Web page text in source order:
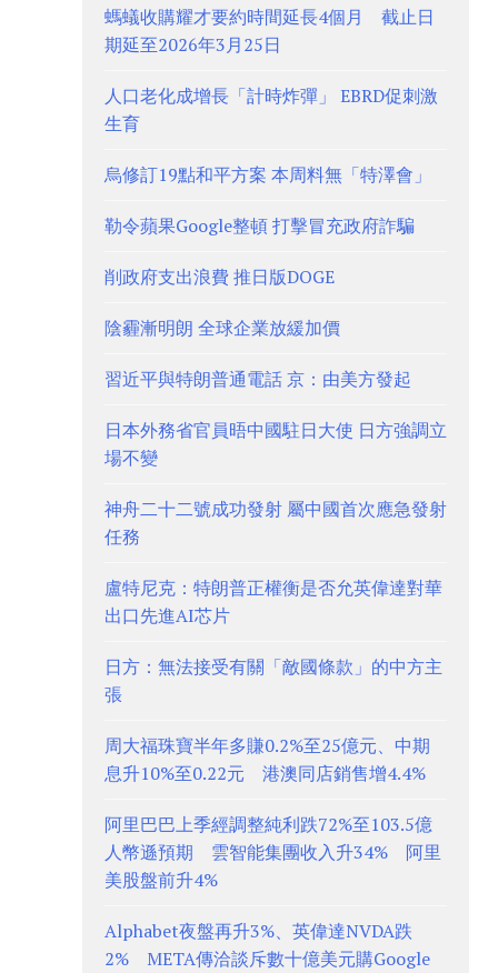
螞蟻收購耀才要約時間延長4個月 截止日
期延至2026年3月25日
人口老化成增長「計時炸彈」 EBRD促刺激
生育
烏修訂19點和平方案 本周料無「特澤會」
勒令蘋果Google整頓 打擊冒充政府詐騙
削政府支出浪費 推日版DOGE
陰霾漸明朗 全球企業放緩加價
習近平與特朗普通電話 京：由美方發起
日本外務省官員晤中國駐日大使 日方強調立
場不變
神舟二十二號成功發射 屬中國首次應急發射
任務
盧特尼克：特朗普正權衡是否允英偉達對華
出口先進AI芯片
日方：無法接受有關「敵國條款」的中方主
張
周大福珠寶半年多賺0.2%至25億元、中期
息升10%至0.22元 港澳同店銷售增4.4%
阿里巴巴上季經調整純利跌72%至103.5億
人幣遜預期 雲智能集團收入升34% 阿里
美股盤前升4%
Alphabet夜盤再升3%、英偉達NVDA跌
2% META傳洽談斥數十億美元購Google